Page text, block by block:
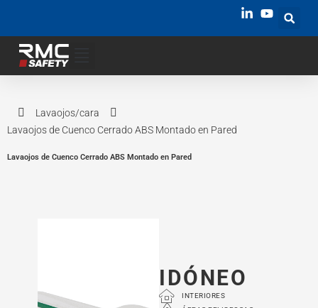
Lavaojos/cara
Lavaojos de Cuenco Cerrado ABS Montado en Pared
Lavaojos de Cuenco Cerrado ABS Montado en Pared
IDÓNEO
INTERIORES